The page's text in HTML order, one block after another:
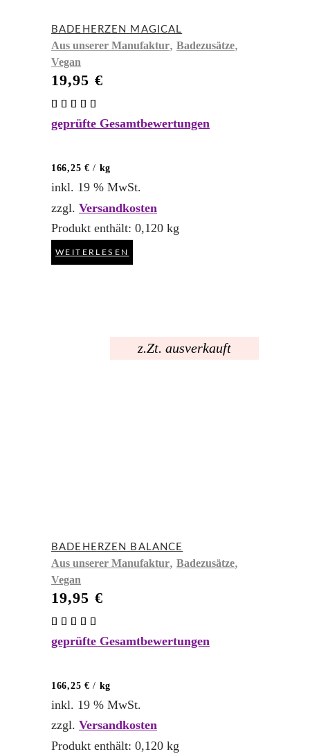
BADEHERZEN MAGICAL
Aus unserer Manufaktur, Badezusätze,
Vegan
19,95 €
5.00
geprüfte Gesamtbewertungen
166,25 € / kg
inkl. 19 % MwSt.
zzgl. Versandkosten
Produkt enthält: 0,120 kg
WEITERLESEN
z.Zt. ausverkauft
BADEHERZEN BALANCE
Aus unserer Manufaktur, Badezusätze,
Vegan
19,95 €
5.00
geprüfte Gesamtbewertungen
166,25 € / kg
inkl. 19 % MwSt.
zzgl. Versandkosten
Produkt enthält: 0,120 kg